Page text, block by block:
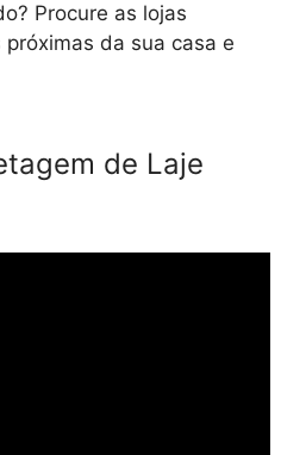
Procure as lojas
da sua casa e
de Laje